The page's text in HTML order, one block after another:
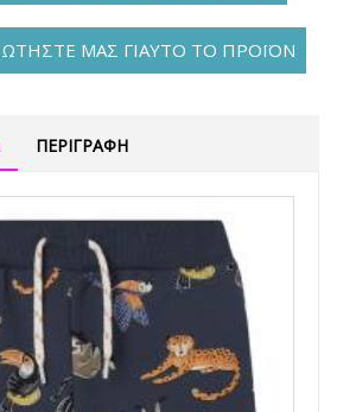
ΜΑΣ ΓΙΑΥΤΟ ΤΟ ΠΡΟΪΟΝ
ΠΕΡΙΓΡΑΦΗ